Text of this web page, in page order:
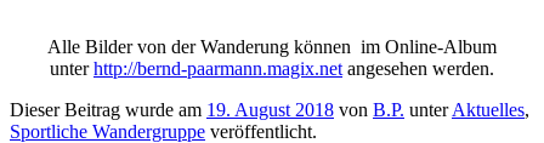
Alle Bilder von der Wanderung können im Online-Album
unterhttp://bernd-paarmann.magix.net angesehen werden.
Dieser Beitrag wurde am 19. August 2018 von B.P. unterAktuelles,
Sportliche Wandergruppe veröffentlicht.